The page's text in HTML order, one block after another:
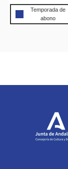
Temporada de
abono